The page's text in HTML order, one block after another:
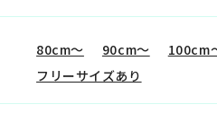
80cm〜 90cm〜 100cm
フリーサイズあり